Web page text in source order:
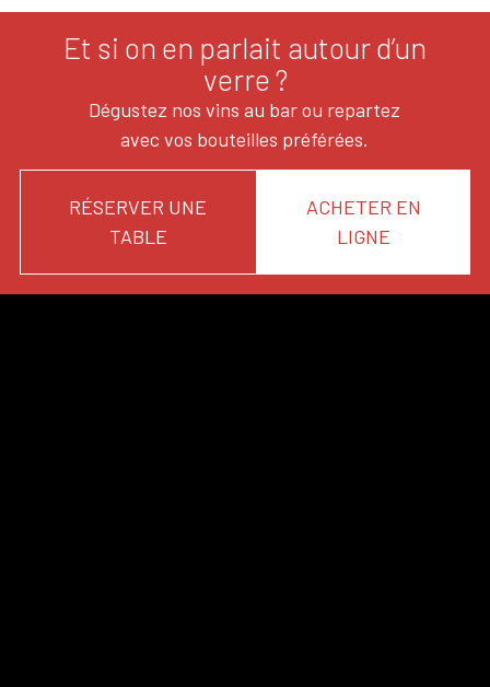
Et si on en parlait autour d’un
verre ?
Dégustez nos vins au bar ou repartez
avec vos bouteilles préférées.
RÉSERVER UNE
TABLE
ACHETER EN
LIGNE